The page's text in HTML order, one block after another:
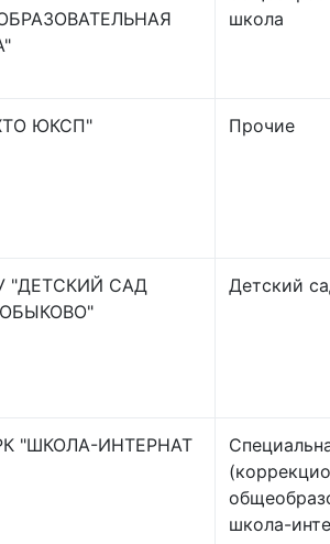
школа
ЮКСП" Прочие
"ДЕТСКИЙ САД
Детский
"ШКОЛА-ИНТЕРНАТ
школа-